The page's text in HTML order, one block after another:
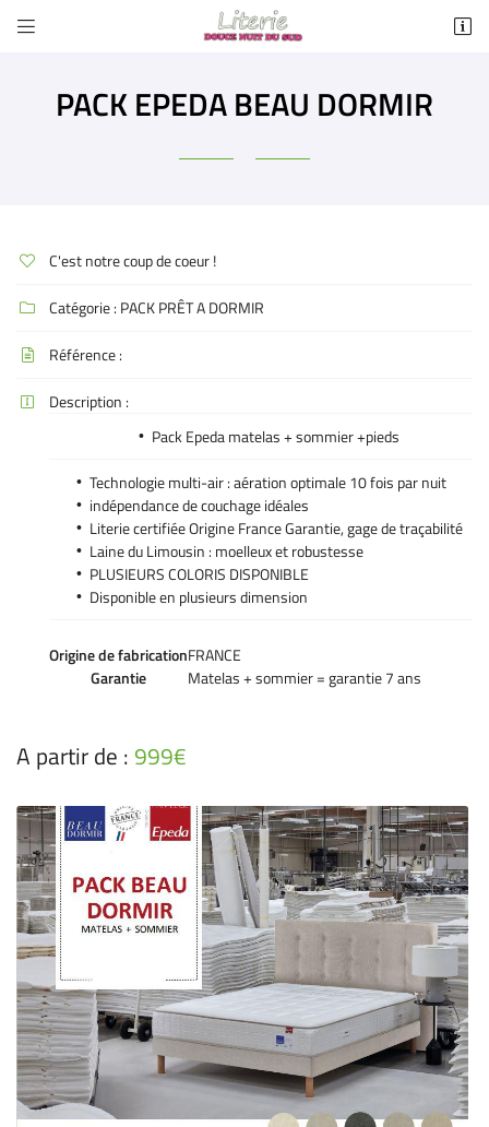
 
Une question ?
3 AVENUE DE SAINTE CROIX
09 86 42 82 06
 Recopier le code ci-contre
En cochant cette case, vous consentez à recevoir nos propositions commerciales à
l'adresse email indiqué ci-dessus. Vous pouvez vous désinscrire à tout moment en
Inscription
PACK EPEDA BEAU DORMIR
 C'est notre coup de coeur !
 Catégorie : PACK PRÊT A DORMIR
 Référence :

Description :
Pack Epeda matelas + sommier +pieds
Technologie multi-air : aération optimale 10 fois par nuit
indépendance de couchage idéales
Literie certifiée Origine France Garantie, gage de traçabilité
Laine du Limousin : moelleux et robustesse
PLUSIEURS COLORIS DISPONIBLE
Disponible en plusieurs dimension
Origine de fabricationFRANCE
Garantie
Matelas + sommier = garantie 7 ans
A partir de :999€